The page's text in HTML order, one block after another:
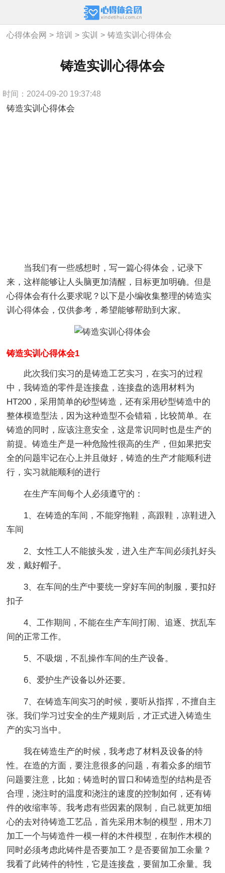
心得体会网 > 培训 > 实训 > 铸造实训心得体会
铸造实训心得体会
时间：2024-09-20 19:37:48
铸造实训心得体会
当我们有一些感想时，写一篇心得体会，记录下
来，这样能够让人头脑更加清醒，目标更加明确。但是
心得体会有什么要求呢？以下是小编收集整理的铸造实
训心得体会，仅供参考，希望能够帮助到大家。
铸造实训心得体会1
此次我们实习的是铸造工艺实习，在实习的过程
中，我铸造的零件是连接盘，连接盘的选用材料为
HT200，采用简单的砂型铸造，还有采用砂型铸造中的
整体模造型法，因为这种造型不会错箱，比较简单。在
铸造的同时，应该注意安全，这是常识同时也是生产的
前提。铸造生产是一种危险性很高的生产，但如果把安
全的问题牢记在心上并且做好，铸造的生产才能顺利进
行，实习就能顺利的进行
在生产车间每个人必须遵守的：
1、在铸造的车间，不能穿拖鞋，高跟鞋，凉鞋进入
车间
2、女性工人不能披头发，进入生产车间必须扎好头
发，戴好帽子。
3、在车间的生产中要统一穿好车间的制服，要扣好
扣子
4、工作期间，不能在生产车间打闹、追逐、扰乱车
间的正常工作。
5、不吸烟，不乱操作车间的生产设备。
6、爱护生产设备以外还要。
7、在铸造车间实习的时候，要听从指挥，不擅自主
张。我们学习过安全的生产规则后，才正式进入铸造生
产的实习当中。
我在铸造生产的时候，我考虑了材料及设备的特
性。在造的方面，要注意很多的问题，有着众多的细节
问题要注意，比如；铸造时的冒口和铸造型的结构是否
合理，浇注时的温度和浇注的速度的控制如何，还有铸
件的收缩率等。我考虑有些因素的限制，自己就更加细
心的去对待铸造工艺品，首先采用木制的模型，用木刀
加工一个与铸造件一模一样的木件模型，在制作木模的
同时必须考虑此铸件是否要加工？是否要留加工余量？
我看了此铸件的特性，它是连接盘，要留加工余量。我